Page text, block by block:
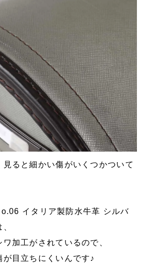
見ると細かい傷がいくつかついて
イタリア製防水牛革 シルバ
加工がされているので、
が目立ちにくいんです♪